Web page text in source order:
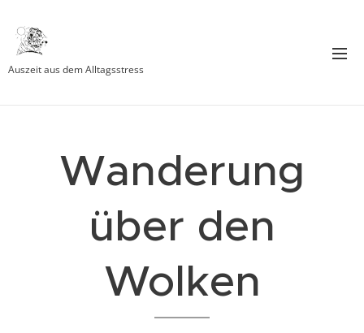
Auszeit aus dem Alltagsstress
Wanderung
über den
Wolken